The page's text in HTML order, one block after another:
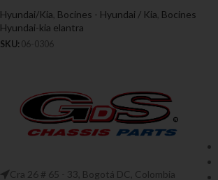
Hyundai/Kia Bocines - Hyundai / Kia Bocines
Hyundai-kia elantra
SKU: 06-0306
Cra 26 # 65 - 33, Bogotá DC, Colombia